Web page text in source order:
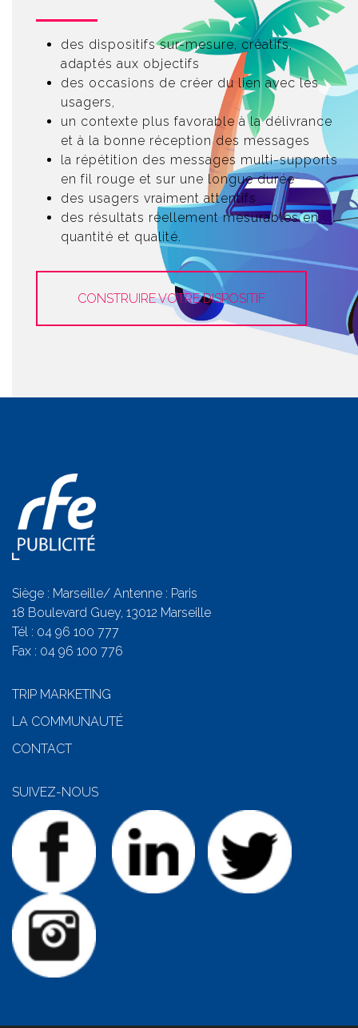
des dispositifs sur-mesure, créatifs,
adaptés aux objectifs
des occasions de créer du lien avec les
usagers,
un contexte plus favorable à la délivrance
et à la bonne réception des messages
la répétition des messages multi-supports
en fil rouge et sur une longue durée
des usagers vraiment attentifs
des résultats réellement mesurables en
quantité et qualité.
CONSTRUIRE VOTRE DISPOSITIF
Siège : Marseille/ Antenne : Paris
18 Boulevard Guey, 13012 Marseille
Tél : 04 96 100 777
Fax : 04 96 100 776
TRIP MARKETING
LA COMMUNAUTÉ
CONTACT
SUIVEZ-NOUS